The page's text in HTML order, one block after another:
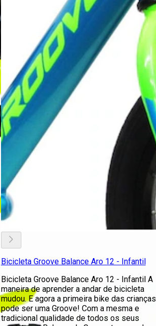
Bicicleta Groove Balance Aro 12 - Infantil
Bicicleta Groove Balance Aro 12 - Infantil A
maneira de aprender a andar de bicicleta
mudou. E agora a primeira bike das crianças
pode ser uma Groove! Com a mesma e
tradicional qualidade de todos os seus